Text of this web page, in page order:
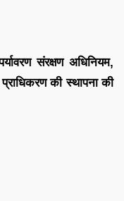
संरक्षण अधिनियम,
की स्थापना की